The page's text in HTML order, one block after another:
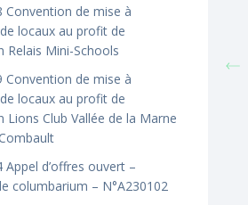
Convention de mise à
locaux au profit de
Relais Mini-Schools
Convention de mise à
locaux au profit de
Lions Club Vallée de la Marne
Appel d’offres ouvert –
columbarium – N°A230102